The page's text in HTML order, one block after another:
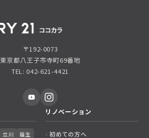
〒192-0073
東京都八王子市寺町69番地
TEL: 042-621-4421
立川
福生
リノベーション
初めての方へ